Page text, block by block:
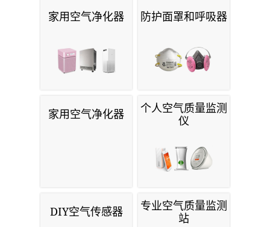
家用空气净化器 防护面罩和呼吸器
家用空气净化器
个人空气质量监测
仪
DIY空气传感器
专业空气质量监测
站